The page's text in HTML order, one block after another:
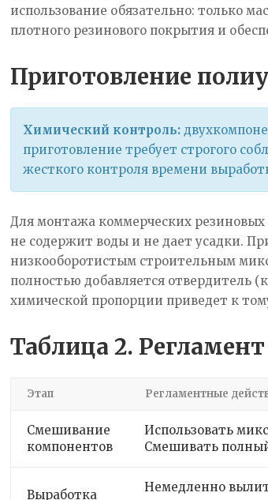
использование обязательно: только
плотного резинового покрытия и
Приготовление
Химический контроль:
приготовление требует строгого
жесткого контроля времени
Для монтажа коммерческих
не содержит воды и не дает усадки.
низкооборотистым строительным
полностью добавляется отвердитель
химической пропорции приведет к
Таблица 2.
Этап Регламентные
Смешивание
компонентов
Использовать
Смешивать
Выработка
Немедленно